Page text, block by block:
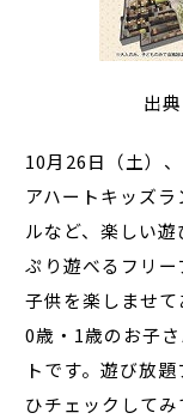
出典
10月26日（土）
アハートキッズ
ルなど、楽しい
ぷり遊べるフリ
子供を楽しませて
0歳・1歳のお子
トです。遊び放
ひチェックしてみ